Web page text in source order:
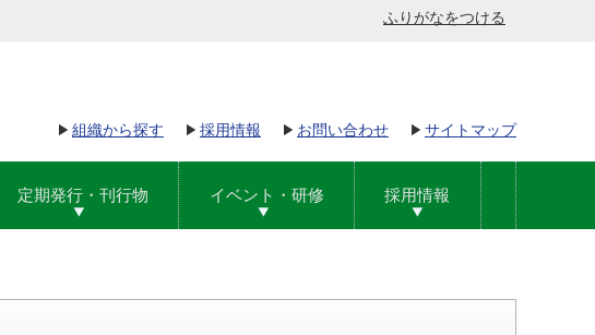
ふりがなをつける
組織から探す 採用情報 お問い合わせ サイトマップ
定期発行・刊行物 イベント・研修 採用情報